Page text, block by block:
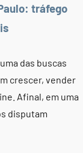
tráfego
das buscas
crescer, vender
Afinal, em uma
disputam